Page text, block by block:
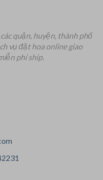
quận, huyện, thành phố
vụ đặt hoa online giao
phí ship.